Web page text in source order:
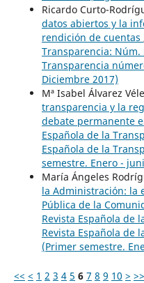
Ricardo Curto-
datos abiertos y la
rendición de cuentas
Transparencia: Núm.
Transparencia
Diciembre 2017)
Mª Isabel Álvarez
transparencia y la
debate permanente
Española de la
Española de la
semestre. Enero -
María Ángeles
la Administración: la
Pública de la
Revista Española de
Revista Española de
(Primer semestre.
<< < 1 2 3 4 5 6 7 8 9 10 > >>